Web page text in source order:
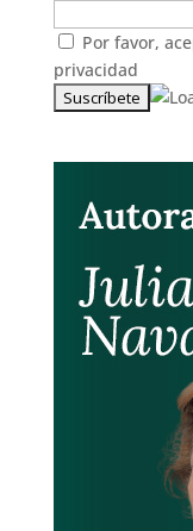
Por favor,
privacidad